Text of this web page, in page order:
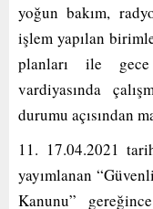
yoğun bakım,
işlem yapılan
planları ile
vardiyasında
durumu açısından
11. 17.04.2021
yayımlanan
Kanunu”